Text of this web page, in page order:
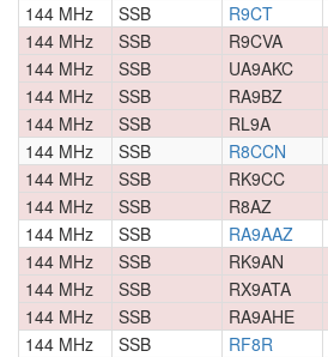
144 MHz
SSB R9CT
144 MHz
SSB R9CVA
144 MHz
SSB UA9AKC
144 MHz
SSB RA9BZ
144 MHz
SSB RL9A
144 MHz
SSB R8CCN
144 MHz
SSB RK9CC
144 MHz
SSB R8AZ
144 MHz
SSB RA9AAZ
144 MHz
SSB RK9AN
144 MHz
SSB RX9ATA
144 MHz
SSB RA9AHE
144 MHz
SSB RF8R